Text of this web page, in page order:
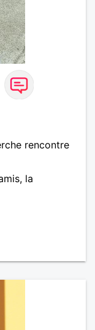
rencontre
la